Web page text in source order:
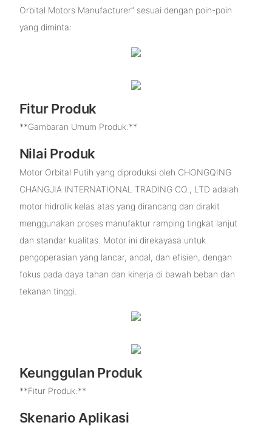
Orbital Motors Manufacturer” sesuai dengan poin-poin
yang diminta:
Fitur Produk
**Gambaran Umum Produk:**
Nilai Produk
Motor Orbital Putih yang diproduksi oleh CHONGQING
CHANGJIA INTERNATIONAL TRADING CO., LTD adalah
motor hidrolik kelas atas yang dirancang dan dirakit
menggunakan proses manufaktur ramping tingkat lanjut
dan standar kualitas. Motor ini direkayasa untuk
pengoperasian yang lancar, andal, dan efisien, dengan
fokus pada daya tahan dan kinerja di bawah beban dan
tekanan tinggi.
Keunggulan Produk
**Fitur Produk:**
Skenario Aplikasi